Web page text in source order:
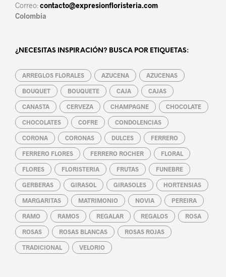
Correo:contacto@expresionfloristeria.com
Colombia
¿NECESITAS INSPIRACIÓN? BUSCA POR ETIQUETAS:
ARREGLOS FLORALES AZUCENA AZUCENAS
BOUQUET BOUQUETE CAJA CAJAS
CANASTA CERVEZA CHAMPAGNE CHOCOLATE
CHOCOLATES COFRE CONDOLENCIAS
CORONA CORONAS DULCES FERRERO
FERRERO FLORES FERRERO ROCHER FLORAL
FLORES FLORISTERIA FRUTAS FUNEBRE
GERBERAS GIRASOL GIRASOLES HORTENSIAS
MARGARITAS MATRIMONIO NOVIA PEREIRA
RAMO RAMOS REGALAR REGALOS ROSA
ROSAS ROSAS BLANCAS ROSAS ROJAS
TRADICIONAL VELORIO